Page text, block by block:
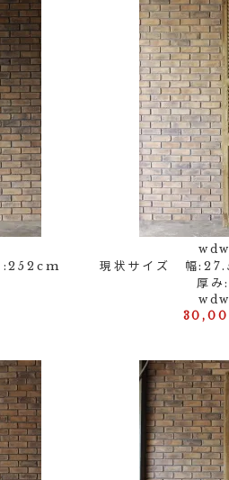
:252cm
現状サイズ 幅
厚